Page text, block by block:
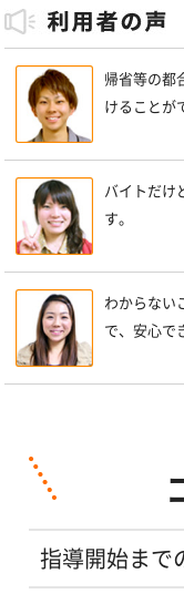
帰省等の都
けることが
バイトだけ
す。
わからない
で、安心で
指導開始まで